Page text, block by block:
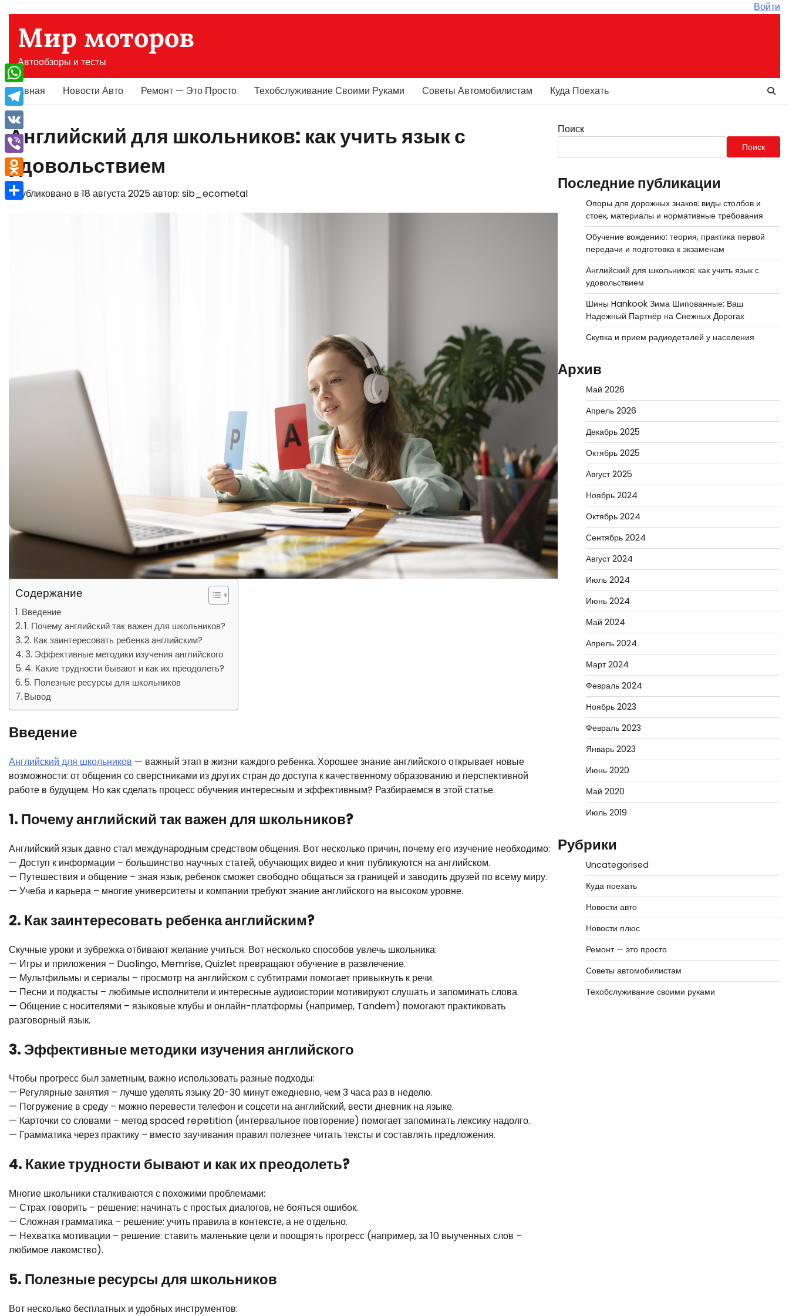
содержимому
Войти
Мир моторов
Автообзоры и тесты
Главная Новости Авто Ремонт — Это Просто Техобслуживание Своими Руками Советы Автомобилистам Куда Поехать
Английский для школьников: как учить язык с
удовольствием
Опубликовано в 18 августа 2025автор: sib_ecometal
Содержание
Введение
1. Почему английский так важен для школьников?
2. Как заинтересовать ребенка английским?
3. Эффективные методики изучения английского
4. Какие трудности бывают и как их преодолеть?
5. Полезные ресурсы для школьников
Вывод
Введение
Английский для школьников — важный этап в жизни каждого ребенка. Хорошее знание английского открывает новые
возможности: от общения со сверстниками из других стран до доступа к качественному образованию и перспективной
работе в будущем. Но как сделать процесс обучения интересным и эффективным? Разбираемся в этой статье.
1. Почему английский так важен для школьников?
Английский язык давно стал международным средством общения. Вот несколько причин, почему его изучение необходимо:
— Доступ к информации – большинство научных статей, обучающих видео и книг публикуются на английском.
— Путешествия и общение – зная язык, ребенок сможет свободно общаться за границей и заводить друзей по всему миру.
— Учеба и карьера – многие университеты и компании требуют знание английского на высоком уровне.
2. Как заинтересовать ребенка английским?
Скучные уроки и зубрежка отбивают желание учиться. Вот несколько способов увлечь школьника:
— Игры и приложения – Duolingo, Memrise, Quizlet превращают обучение в развлечение.
— Мультфильмы и сериалы – просмотр на английском с субтитрами помогает привыкнуть к речи.
— Песни и подкасты – любимые исполнители и интересные аудиоистории мотивируют слушать и запоминать слова.
— Общение с носителями – языковые клубы и онлайн-платформы (например, Tandem) помогают практиковать
разговорный язык.
3. Эффективные методики изучения английского
Чтобы прогресс был заметным, важно использовать разные подходы:
— Регулярные занятия – лучше уделять языку 20-30 минут ежедневно, чем 3 часа раз в неделю.
— Погружение в среду – можно перевести телефон и соцсети на английский, вести дневник на языке.
— Карточки со словами – метод spaced repetition (интервальное повторение) помогает запоминать лексику надолго.
— Грамматика через практику – вместо заучивания правил полезнее читать тексты и составлять предложения.
4. Какие трудности бывают и как их преодолеть?
Многие школьники сталкиваются с похожими проблемами:
— Страх говорить – решение: начинать с простых диалогов, не бояться ошибок.
— Сложная грамматика – решение: учить правила в контексте, а не отдельно.
— Нехватка мотивации – решение: ставить маленькие цели и поощрять прогресс (например, за 10 выученных слов –
любимое лакомство).
5. Полезные ресурсы для школьников
Вот несколько бесплатных и удобных инструментов:
Поиск
Поиск
Последние публикации
Опоры для дорожных знаков: виды столбов и
стоек, материалы и нормативные требования
Обучение вождению: теория, практика первой
передачи и подготовка к экзаменам
Английский для школьников: как учить язык с
удовольствием
Шины Hankook Зима Шипованные: Ваш
Надежный Партнёр на Снежных Дорогах
Скупка и прием радиодеталей у населения
Архив
Май 2026
Апрель 2026
Декабрь 2025
Октябрь 2025
Август 2025
Ноябрь 2024
Октябрь 2024
Сентябрь 2024
Август 2024
Июль 2024
Июнь 2024
Май 2024
Апрель 2024
Март 2024
Февраль 2024
Ноябрь 2023
Февраль 2023
Январь 2023
Июнь 2020
Май 2020
Июль 2019
Рубрики
Uncategorised
Куда поехать
Новости авто
Новости плюс
Ремонт — это просто
Советы автомобилистам
Техобслуживание своими руками
WhatsApp
Telegram
VK
Viber
Odnoklassniki